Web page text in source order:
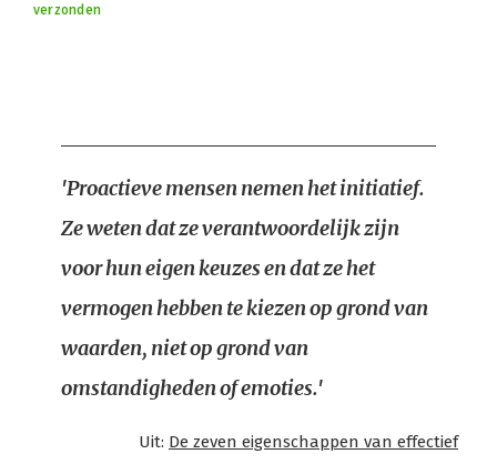
verzonden
'Proactieve mensen nemen het initiatief.
Ze weten dat ze verantwoordelijk zijn
voor hun eigen keuzes en dat ze het
vermogen hebben te kiezen op grond van
waarden, niet op grond van
omstandigheden of emoties.'
Uit: De zeven eigenschappen van effectief